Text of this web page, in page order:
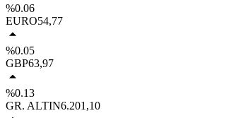
%0.06
EURO54,77
%0.05
GBP63,97
%0.13
GR. ALTIN6.201,10